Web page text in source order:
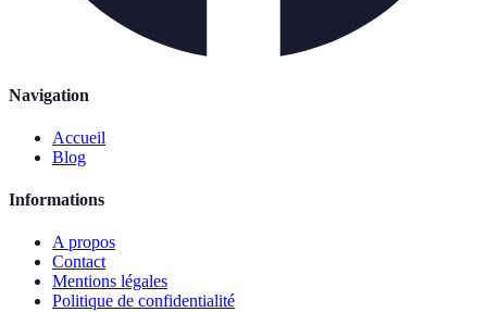
Navigation
Accueil
Blog
Informations
A propos
Contact
Mentions légales
Politique de confidentialité